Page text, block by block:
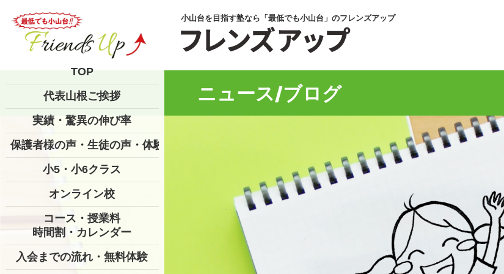
小山台を目指す塾なら「最低でも小山台」のフレンズアップ
TOP
代表山根ご挨拶
実績・驚異の伸び率
保護者様の声・生徒の声・体験記
小5・小6クラス
オンライン校
コース・授業料
時間割・カレンダー
入会までの流れ・無料体験
ニュース/ブログ